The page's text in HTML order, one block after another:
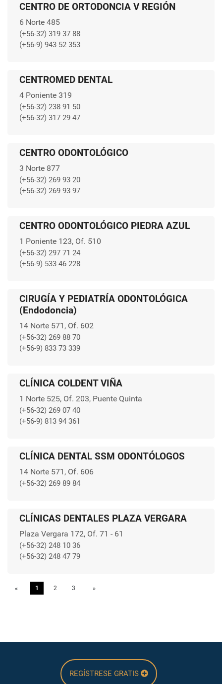
CENTRO DE ORTODONCIA V REGIÓN
6 Norte 485
(+56-32) 319 37 88
(+56-9) 943 52 353
CENTROMED DENTAL
4 Poniente 319
(+56-32) 238 91 50
(+56-32) 317 29 47
CENTRO ODONTOLÓGICO
3 Norte 877
(+56-32) 269 93 20
(+56-32) 269 93 97
CENTRO ODONTOLÓGICO PIEDRA AZUL
1 Poniente 123, Of. 510
(+56-32) 297 71 24
(+56-9) 533 46 228
CIRUGÍA Y PEDIATRÍA ODONTOLÓGICA
(Endodoncia)
14 Norte 571, Of. 602
(+56-32) 269 88 70
(+56-9) 833 73 339
CLÍNICA COLDENT VIÑA
1 Norte 525, Of. 203, Puente Quinta
(+56-32) 269 07 40
(+56-9) 813 94 361
CLÍNICA DENTAL SSM ODONTÓLOGOS
14 Norte 571, Of. 606
(+56-32) 269 89 84
CLÍNICAS DENTALES PLAZA VERGARA
Plaza Vergara 172, Of. 71 - 61
(+56-32) 248 10 36
(+56-32) 248 47 79
« Previous
1 2 3 »
REGÍSTRESE GRATIS